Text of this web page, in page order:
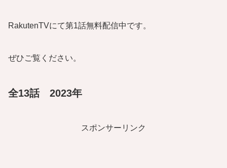
RakutenTVにて第1話無料配信中です。
ぜひご覧ください。
全13話 2023年
スポンサーリンク